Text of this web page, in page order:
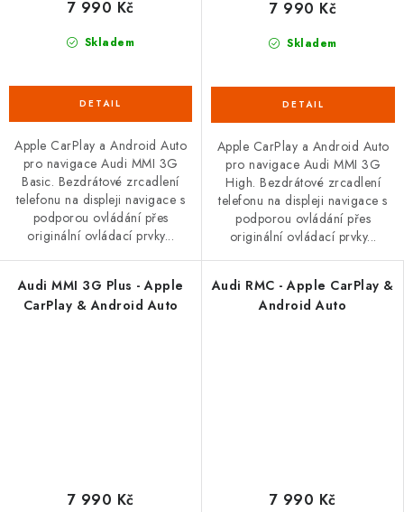
Skladem
7 990 Kč
Apple CarPlay a Android Auto
pro navigace Audi MMI 3G
Basic. Bezdrátové zrcadlení
telefonu na displeji navigace s
podporou ovládání přes
originální ovládací prvky...
Skladem
7 990 Kč
Apple CarPlay a Android Auto
pro navigace Audi MMI 3G
High. Bezdrátové zrcadlení
telefonu na displeji navigace s
podporou ovládání přes
originální ovládací prvky...
Audi MMI 3G Plus - Apple
CarPlay & Android Auto
7 990 Kč
Audi RMC - Apple CarPlay &
Android Auto
7 990 Kč